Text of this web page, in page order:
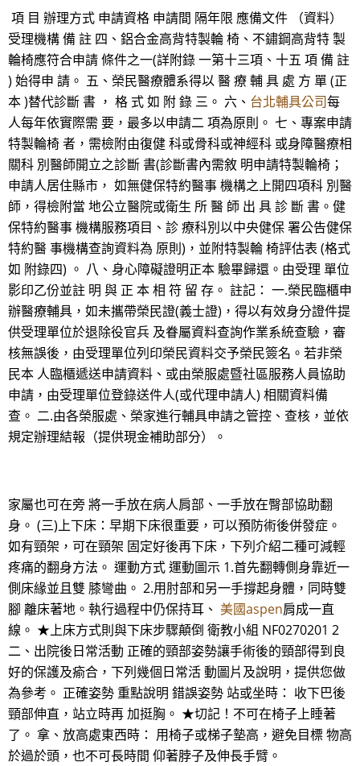
項 目 辦理方式 申請資格 申請間 隔年限 應備文件 （資料）
受理機構 備 註 四、鋁合金高背特製輪 椅、不鏽鋼高背特 製
輪椅應符合申請 條件之一(詳附錄 一第十三項、十五 項 備 註
) 始得申 請。 五、榮民醫療體系得以 醫 療 輔 具 處 方 單 (正
本 )替代診斷 書 ， 格 式 如 附 錄 三。 六、 台北輔具公司每
人每年依實際需 要，最多以申請二 項為原則。 七、專案申請
特製輪椅 者，需檢附由復健 科或骨科或神經科 或身障醫療相
關科 別醫師開立之診斷 書(診斷書內需敘 明申請特製輪椅；
申請人居住縣市， 如無健保特約醫事 機構之上開四項科 別醫
師，得檢附當 地公立醫院或衛生 所 醫 師 出 具 診 斷 書。健
保特約醫事 機構服務項目、診 療科別以中央健保 署公告健保
特約醫 事機構查詢資料為 原則)，並附特製輪 椅評估表 (格式
如 附錄四) 。 八、身心障礙證明正本 驗畢歸還。由受理 單位
影印乙份並註 明 與 正 本 相 符 留 存。 註記： 一.榮民臨櫃申
辦醫療輔具，如未攜帶榮民證(義士證)，得以有效身分證件提
供受理單位於退除役官兵 及眷屬資料查詢作業系統查驗，審
核無誤後，由受理單位列印榮民資料交予榮民簽名。若非榮
民本 人臨櫃遞送申請資料、或由榮服處暨社區服務人員協助
申請，由受理單位登錄送件人(或代理申請人) 相關資料備
查。 二.由各榮服處、榮家進行輔具申請之管控、查核，並依
規定辦理結報（提供現金補助部分）。
家屬也可在旁 將一手放在病人肩部、一手放在臀部協助翻
身。 (三)上下床：早期下床很重要，可以預防術後併發症。
如有頸架，可在頸架 固定好後再下床，下列介紹二種可減輕
疼痛的翻身方法。 運動方式 運動圖示 1.首先翻轉側身靠近一
側床緣並且雙 膝彎曲。 2.用肘部和另一手撐起身體，同時雙
腳 離床著地。執行過程中仍保持耳、 美國aspen肩成一直
線。 ★上床方式則與下床步驟顛倒 衛教小組 NF0270201 2
二、出院後日常活動 正確的頸部姿勢讓手術後的頸部得到良
好的保護及瘉合，下列幾個日常活 動圖片及說明，提供您做
為參考。 正確姿勢 重點說明 錯誤姿勢 站或坐時： 收下巴後
頸部伸直，站立時再 加挺胸。 ★切記！不可在椅子上睡著
了。 拿、放高處東西時： 用椅子或梯子墊高，避免目標 物高
於過於頭，也不可長時間 仰著脖子及伸長手臂。